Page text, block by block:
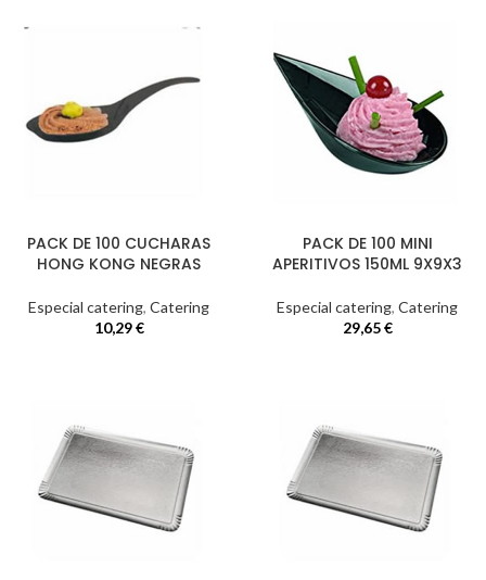
PACK DE 100 CUCHARAS
HONG KONG NEGRAS
Especial catering, Catering
10,29€
PACK DE 100 MINI
APERITIVOS 150ML 9X9X3
Especial catering, Catering
29,65€